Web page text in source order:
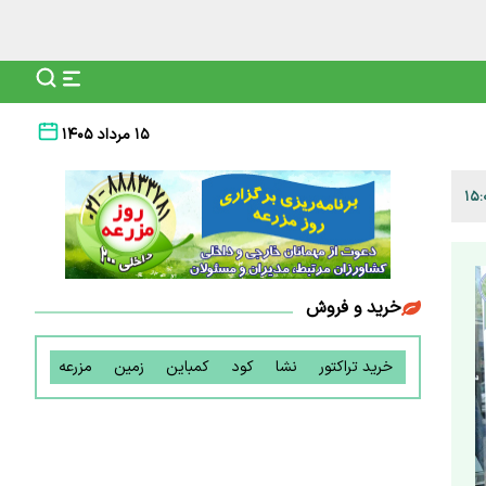
۱۵ مرداد ۱۴۰۵
خرید و فروش
خرید تراکتور نشا کود کمباین زمین مزرعه